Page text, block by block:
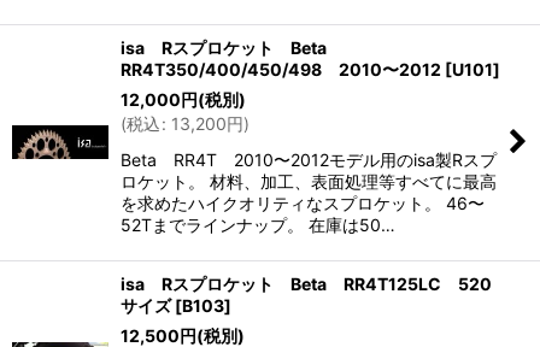
isa Rスプロケット Beta
RR4T350/400/450/498 2010〜2012 [U101]
12,000円(税別)
(税込: 13,200円)
Beta RR4T 2010〜2012モデル用のisa製Rスプ
ロケット。 材料、加工、表面処理等すべてに最高
を求めたハイクオリティなスプロケット。 46〜
52Tまでラインナップ。 在庫は50…
isa Rスプロケット Beta RR4T125LC 520
サイズ [B103]
12,500円(税別)